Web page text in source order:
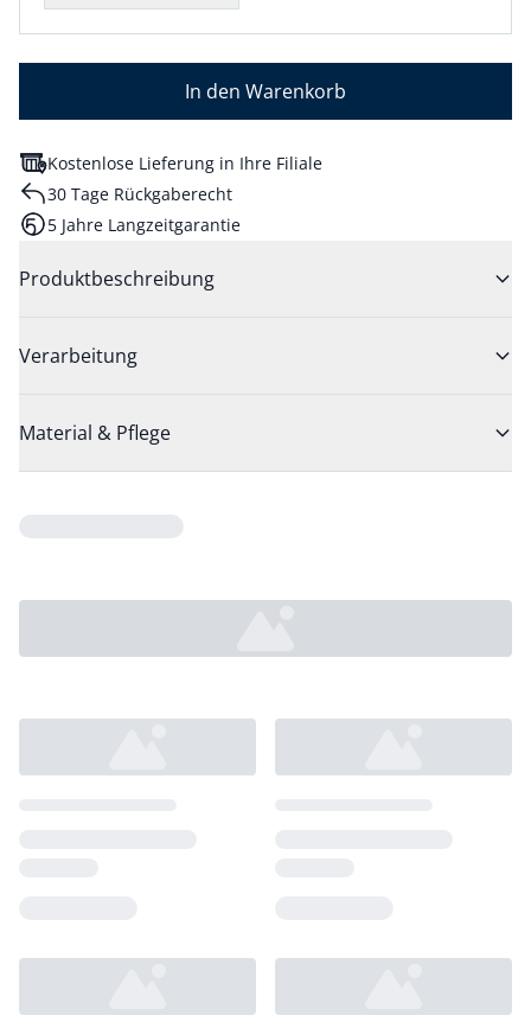
In den Warenkorb
Kostenlose Lieferung in Ihre Filiale
30 Tage Rückgaberecht
5 Jahre Langzeitgarantie
Produktbeschreibung
Verarbeitung
Material & Pflege